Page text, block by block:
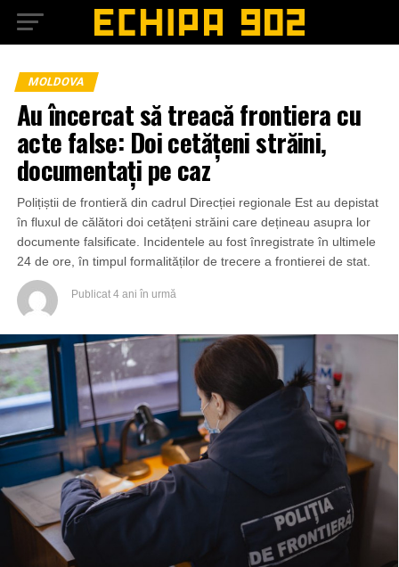
MOLDOVA
Au încercat să treacă frontiera cu
acte false: Doi cetățeni străini,
documentați pe caz
Polițiștii de frontieră din cadrul Direcției regionale Est au depistat
în fluxul de călători doi cetățeni străini care dețineau asupra lor
documente falsificate. Incidentele au fost înregistrate în ultimele
24 de ore, în timpul formalităților de trecere a frontierei de stat.
Publicat 4 ani în urmă